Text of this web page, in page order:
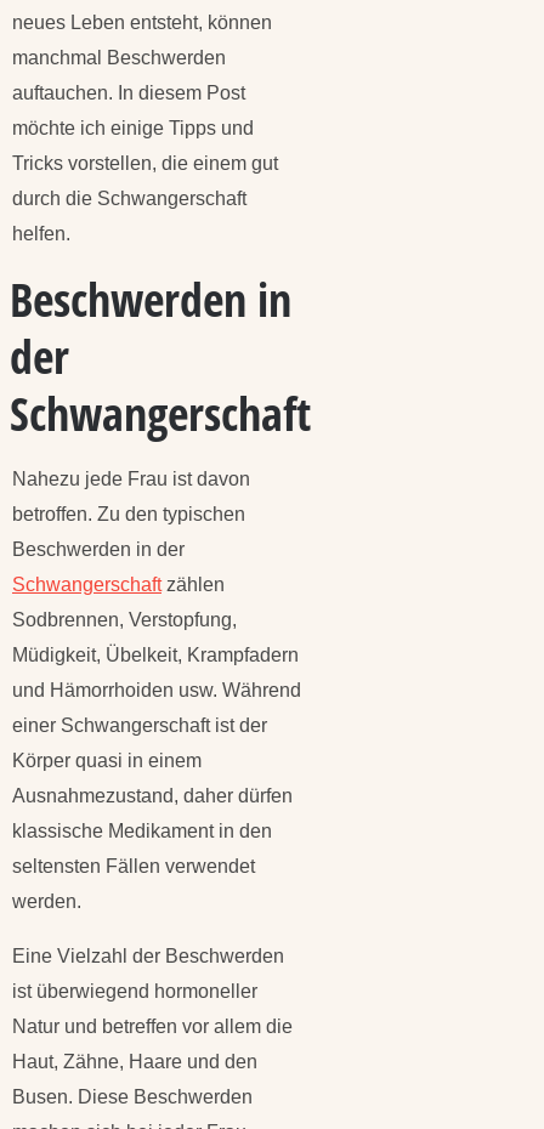
neues Leben entsteht, können
manchmal Beschwerden
auftauchen. In diesem Post
möchte ich einige Tipps und
Tricks vorstellen, die einem gut
durch die Schwangerschaft
helfen.
Beschwerden in
der
Schwangerschaft
Nahezu jede Frau ist davon
betroffen. Zu den typischen
Beschwerden in der
Schwangerschaftzählen
Sodbrennen, Verstopfung,
Müdigkeit, Übelkeit, Krampfadern
und Hämorrhoiden usw. Während
einer Schwangerschaft ist der
Körper quasi in einem
Ausnahmezustand, daher dürfen
klassische Medikament in den
seltensten Fällen verwendet
werden.
Eine Vielzahl der Beschwerden
ist überwiegend hormoneller
Natur und betreffen vor allem die
Haut, Zähne, Haare und den
Busen. Diese Beschwerden